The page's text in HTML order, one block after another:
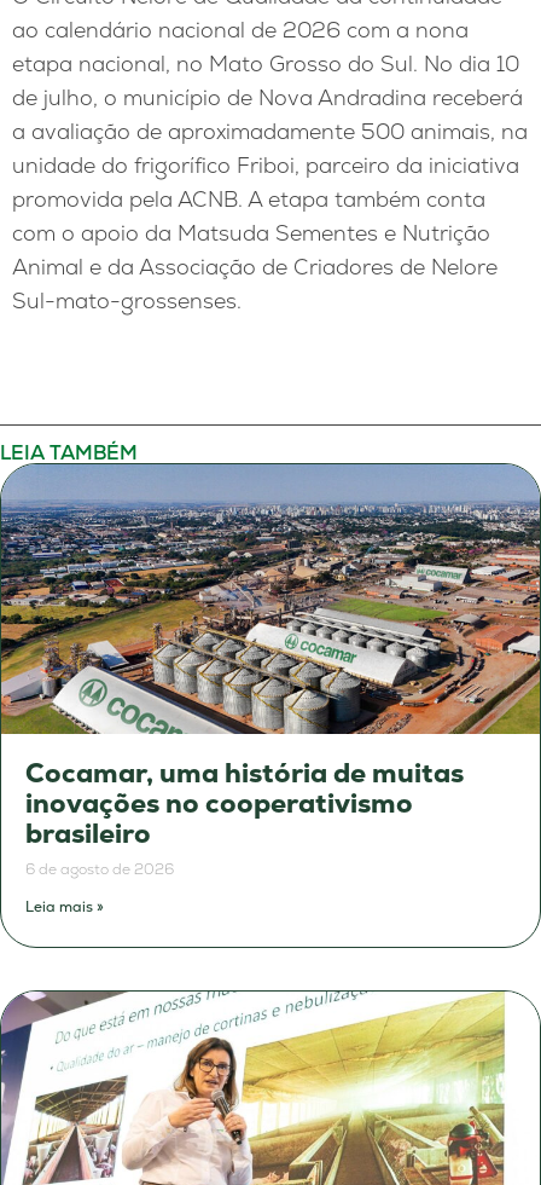
ao calendário nacional de 2026 com a nona
etapa nacional, no Mato Grosso do Sul. No dia 10
de julho, o município de Nova Andradina receberá
a avaliação de aproximadamente 500 animais, na
unidade do frigorífico Friboi, parceiro da iniciativa
promovida pela ACNB. A etapa também conta
com o apoio da Matsuda Sementes e Nutrição
Animal e da Associação de Criadores de Nelore
Sul-mato-grossenses.
LEIA TAMBÉM
Cocamar, uma história de muitas
inovações no cooperativismo
brasileiro
6 de agosto de 2026
Leia mais »